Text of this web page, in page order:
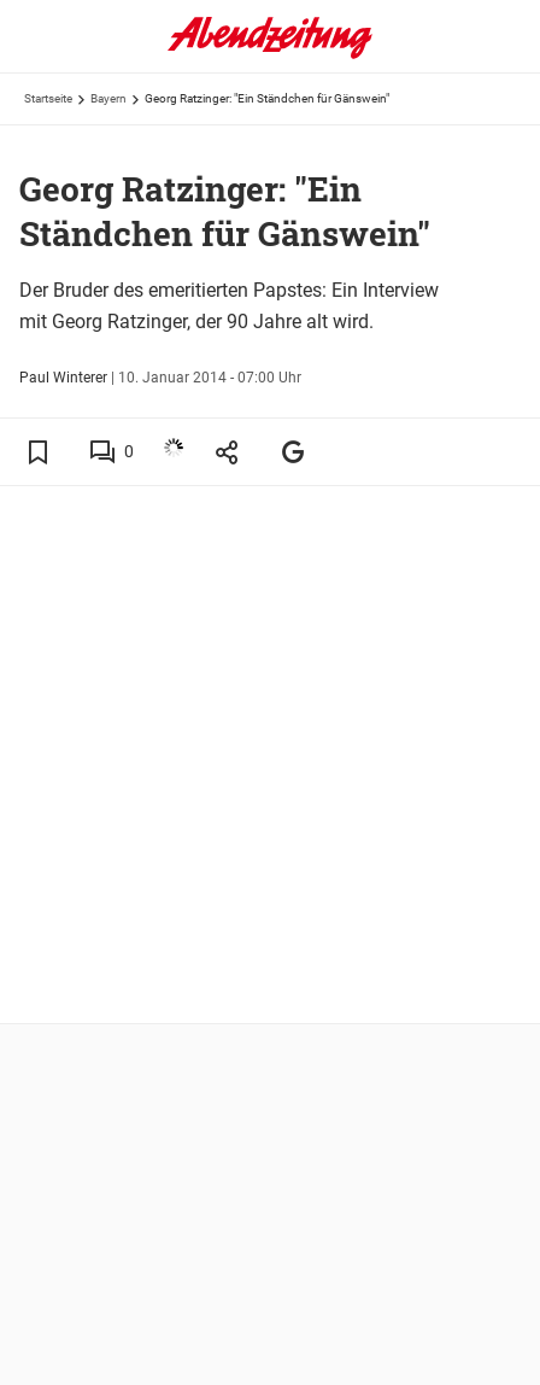
Startseite Bayern Georg Ratzinger: "Ein Ständchen für Gänswein"
Georg Ratzinger: "Ein
Ständchen für Gänswein"
Der Bruder des emeritierten Papstes: Ein Interview
mit Georg Ratzinger, der 90 Jahre alt wird.
Paul Winterer | 10. Januar 2014 - 07:00 Uhr
0